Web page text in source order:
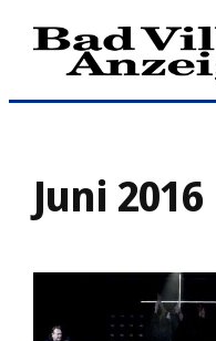
Zum
Inhalt
Juni 2016